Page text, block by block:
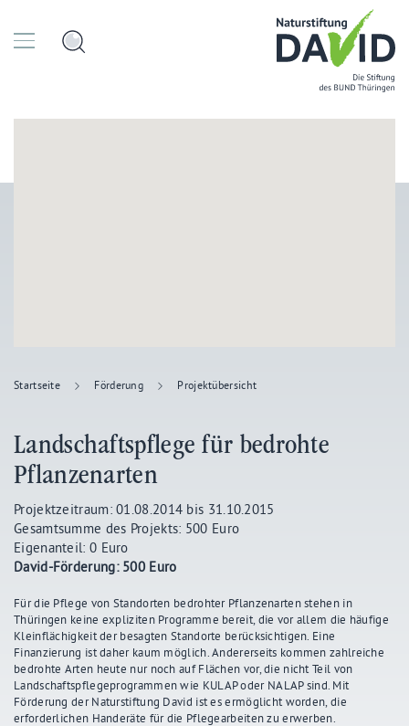
Startseite Förderung Projektübersicht
Landschaftspflege für bedrohte
Pflanzenarten
Projektzeitraum: 01.08.2014 bis 31.10.2015
Gesamtsumme des Projekts: 500 Euro
Eigenanteil: 0 Euro
David-Förderung: 500 Euro
Für die Pflege von Standorten bedrohter Pflanzenarten stehen in
Thüringen keine expliziten Programme bereit, die vor allem die häufige
Kleinflächigkeit der besagten Standorte berücksichtigen. Eine
Finanzierung ist daher kaum möglich. Andererseits kommen zahlreiche
bedrohte Arten heute nur noch auf Flächen vor, die nicht Teil von
Landschaftspflegeprogrammen wie KULAP oder NALAP sind. Mit
Förderung der Naturstiftung David ist es ermöglicht worden, die
erforderlichen Handeräte für die Pflegearbeiten zu erwerben.